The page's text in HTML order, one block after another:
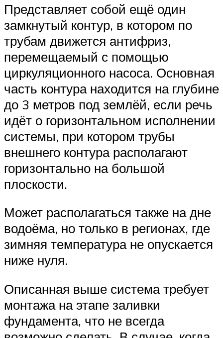
Представляет собой ещё один
замкнутый контур, в котором по
трубам движется антифриз,
перемещаемый с помощью
циркуляционного насоса. Основная
часть контура находится на глубине
до 3 метров под землёй, если речь
идёт о горизонтальном исполнении
системы, при котором трубы
внешнего контура располагают
горизонтально на большой
плоскости.
Может располагаться также на дне
водоёма, но только в регионах, где
зимняя температура не опускается
ниже нуля.
Описанная выше система требует
монтажа на этапе заливки
фундамента, что не всегда